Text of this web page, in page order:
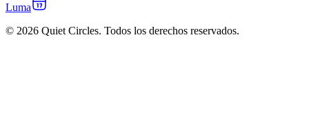
Luma
© 2026 Quiet Circles. Todos los derechos reservados.